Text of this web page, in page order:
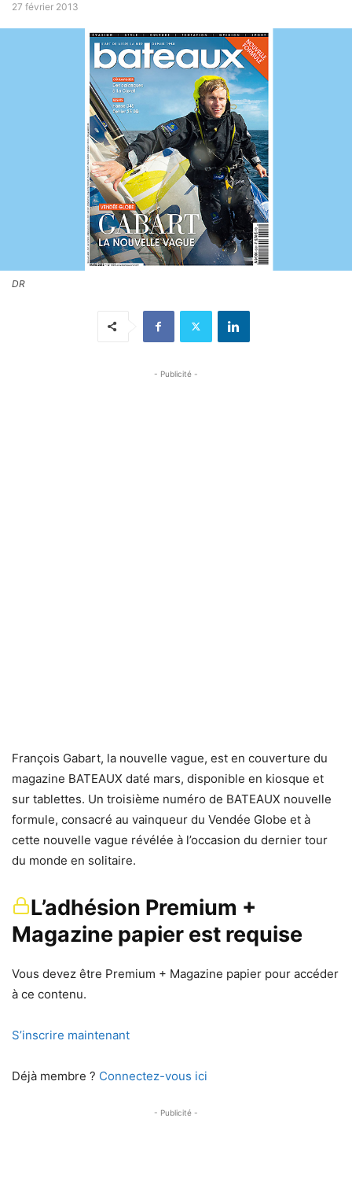
27 février 2013
DR
- Publicité -
François Gabart, la nouvelle vague, est en couverture du
magazine BATEAUX daté mars, disponible en kiosque et
sur tablettes. Un troisième numéro de BATEAUX nouvelle
formule, consacré au vainqueur du Vendée Globe et à
cette nouvelle vague révélée à l’occasion du dernier tour
du monde en solitaire.
L’adhésion Premium +
Magazine papier est requise
Vous devez être Premium + Magazine papier pour accéder
à ce contenu.
S’inscrire maintenant
Déjà membre ? Connectez-vous ici
- Publicité -